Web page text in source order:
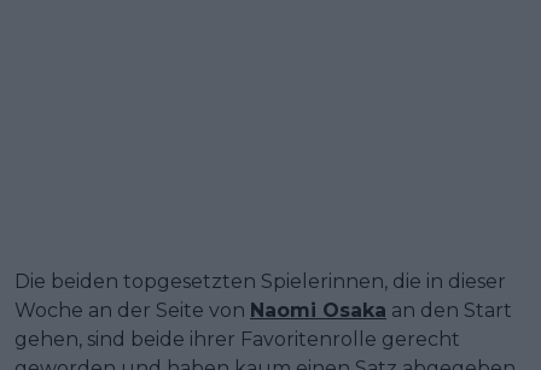
Die beiden topgesetzten Spielerinnen, die in dieser
Woche an der Seite von Naomi Osaka an den Start
gehen, sind beide ihrer Favoritenrolle gerecht